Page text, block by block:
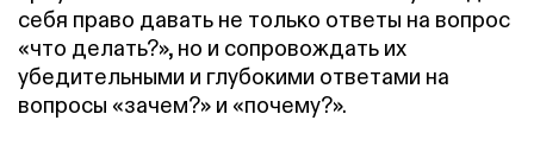
себя право давать не только ответы на вопрос
«что делать?», но и сопровождать их
убедительными и глубокими ответами на
вопросы «зачем?» и «почему?».